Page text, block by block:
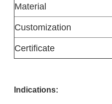
Material
Customization
Certificate
Indications: